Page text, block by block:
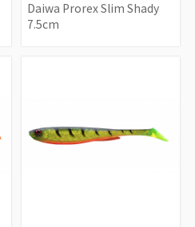
Daiwa Prorex Slim Shady
7.5cm